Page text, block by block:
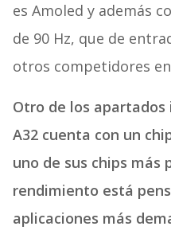
es Amoled y además
de 90 Hz, que de
otros competidores
Otro de los
A32 cuenta con un
uno de sus chips más
rendimiento está
aplicaciones más